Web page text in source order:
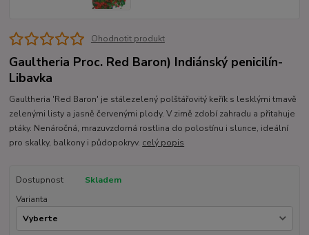
Ohodnotit produkt
Gaultheria Proc. Red Baron) Indiánský penicilín-
Libavka
Gaultheria 'Red Baron' je stálezelený polštářovitý keřík s lesklými tmavě
zelenými listy a jasně červenými plody. V zimě zdobí zahradu a přitahuje
ptáky. Nenáročná, mrazuvzdorná rostlina do polostínu i slunce, ideální
pro skalky, balkony i půdopokryv. celý popis
Dostupnost
Skladem
Varianta